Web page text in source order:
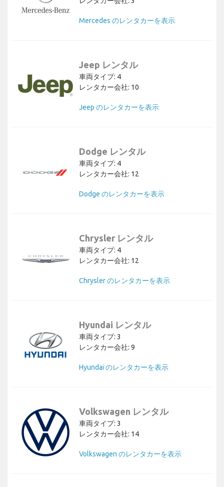
Mercedes のレンタカーを表示
Jeep レンタル
車両タイプ: 4
レンタカー会社: 10
Jeep のレンタカーを表示
Dodge レンタル
車両タイプ: 4
レンタカー会社: 12
Dodge のレンタカーを表示
Chrysler レンタル
車両タイプ: 4
レンタカー会社: 12
Chrysler のレンタカーを表示
Hyundai レンタル
車両タイプ: 3
レンタカー会社: 9
Hyundai のレンタカーを表示
Volkswagen レンタル
車両タイプ: 3
レンタカー会社: 14
Volkswagen のレンタカーを表示